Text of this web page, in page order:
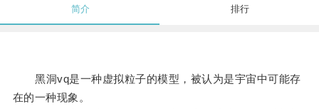
简介 排行
黑洞vq是一种虚拟粒子的模型，被认为是宇宙中可能存
在的一种现象。